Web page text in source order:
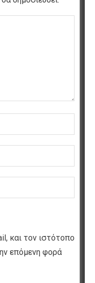
και τον ιστότοπο
επόμενη φορά